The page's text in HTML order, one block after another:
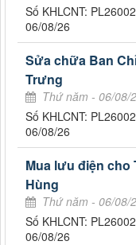
Số KHLCNT:
06/08/26
Sửa chữa Ban
Trưng
Thứ năm - 06/08/
Số KHLCNT:
06/08/26
Mua lưu điện cho
Hùng
Thứ năm - 06/08/
Số KHLCNT:
06/08/26